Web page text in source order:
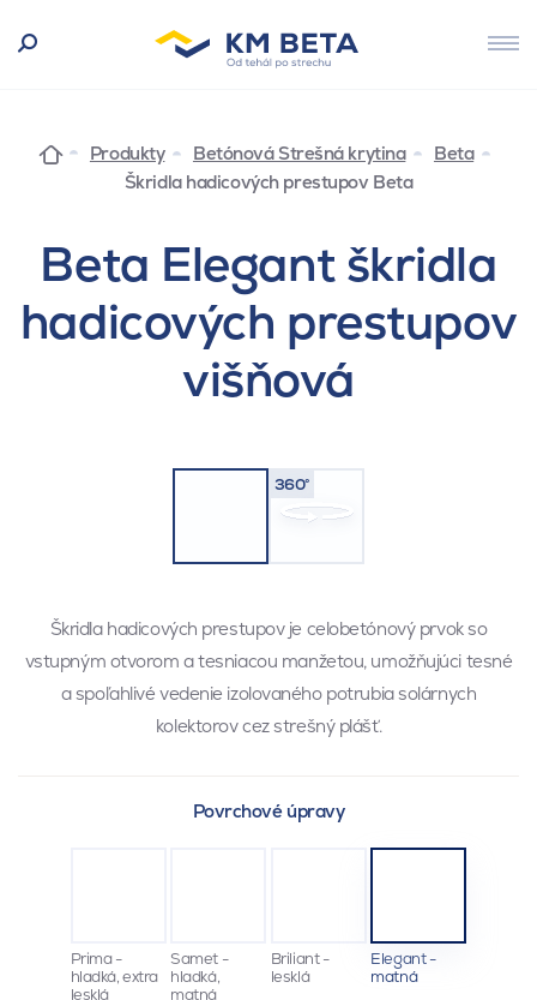
Produkty Betónová Strešná krytina
Beta
Škridla hadicových prestupov Beta
Beta Elegant škridla
hadicových prestupov
višňová
360°
Škridla hadicových prestupov je celobetónový prvok so
vstupným otvorom a tesniacou manžetou, umožňujúci tesné
a spoľahlivé vedenie izolovaného potrubia solárnych
kolektorov cez strešný plášť.
Povrchové úpravy
Prima -
hladká, extra
lesklá
Samet -
hladká,
matná
Briliant -
lesklá
Elegant -
matná